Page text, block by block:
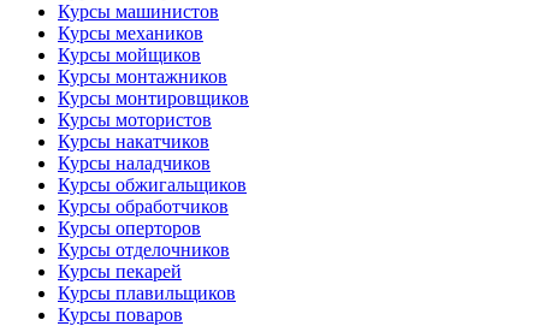
Курсы машинистов
Курсы механиков
Курсы мойщиков
Курсы монтажников
Курсы монтировщиков
Курсы мотористов
Курсы накатчиков
Курсы наладчиков
Курсы обжигальщиков
Курсы обработчиков
Курсы оперторов
Курсы отделочников
Курсы пекарей
Курсы плавильщиков
Курсы поваров